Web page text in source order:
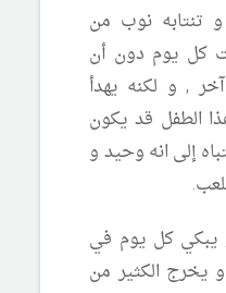
9 أشهر و تنتابه نوب من
كل يوم دون أن
, و لكنه يهدأ
الطفل قد يكون
إلى انه وحيد و
أشهر و يبكي كل يوم في
يخرج الكثير من